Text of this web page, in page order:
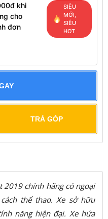
khi
cho
đơn
SIÊU
MỚI,
SIÊU
HOT
TRẢ GÓP
2019 chính hãng có ngoại
thể thao. Xe sở hữu
năng hiện đại. Xe hứa